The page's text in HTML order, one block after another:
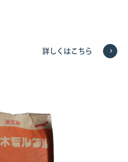
詳しくはこちら